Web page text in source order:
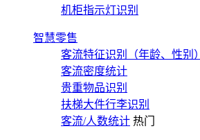
机柜指示灯识别
智慧零售
客流特征识别（年龄、性别）
客流密度统计
贵重物品识别
扶梯大件行李识别
客流/人数统计 热门